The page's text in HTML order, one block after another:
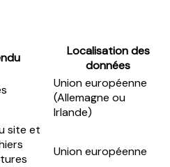
Localisation des
données
Union européenne
(Allemagne ou
Irlande)
site et
Union européenne